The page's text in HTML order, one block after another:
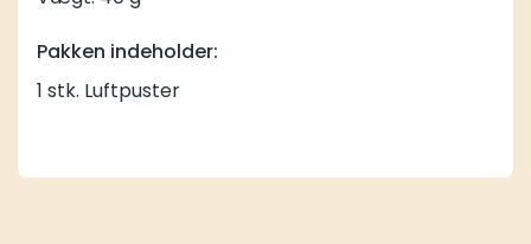
Pakken indeholder:
1 stk. Luftpuster